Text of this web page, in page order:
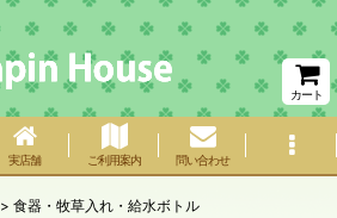
カート
実店舗 ご利用案内 問い合わせ
> 食器・牧草入れ・給水ボトル